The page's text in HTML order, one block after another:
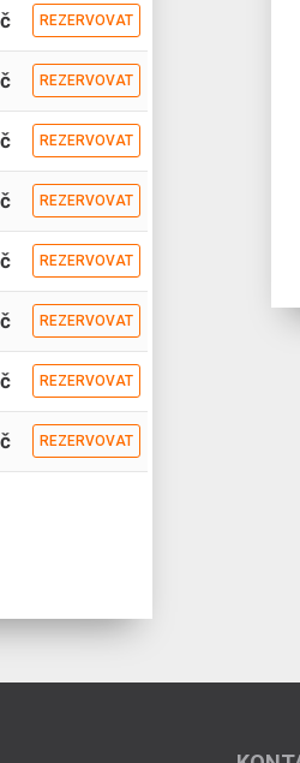
REZERVOVAT
REZERVOVAT
REZERVOVAT
REZERVOVAT
REZERVOVAT
REZERVOVAT
REZERVOVAT
REZERVOVAT